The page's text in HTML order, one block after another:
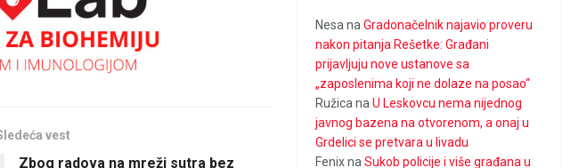
vest
Zbog radova na mreži sutra bez
Nesa naGradonačelnik najavio proveru
nakon pitanja Rešetke: Građani
prijavljuju nove ustanove sa
„zaposlenima koji ne dolaze na posao“
Ružica naU Leskovcu nema nijednog
javnog bazena na otvorenom, a onaj u
Grdelici se pretvara u livadu
FenixnaSukob policije i više građana u